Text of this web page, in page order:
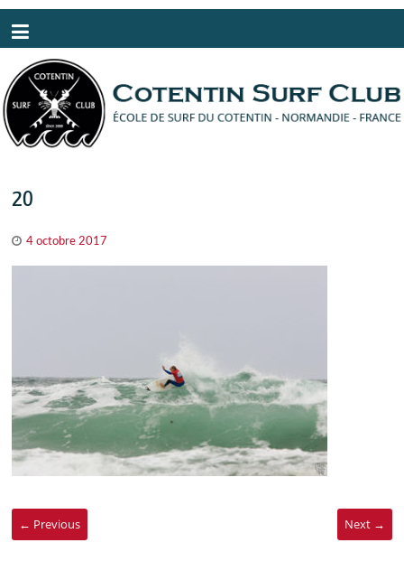
20
4 octobre 2017
← Previous Next →
Panneau de gestion des cookies